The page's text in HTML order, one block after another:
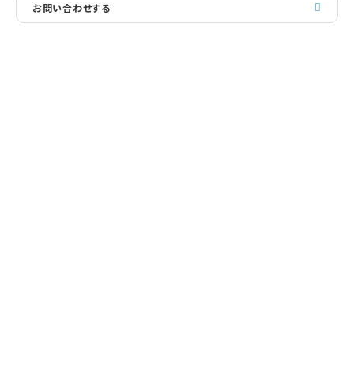
お問い合わせする